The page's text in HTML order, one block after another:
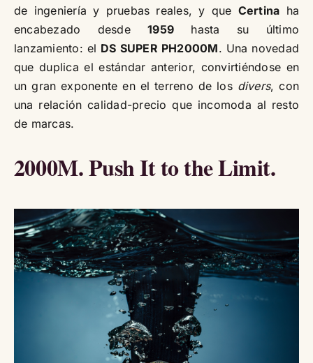
de ingeniería y pruebas reales, y que Certina ha
encabezado desde1959 hasta su último
lanzamiento: el DS SUPER PH2000M. Una novedad
que duplica el estándar anterior, convirtiéndose en
un gran exponente en el terreno de los divers, con
una relación calidad-precio que incomoda al resto
de marcas.
2000M. Push It to the Limit.